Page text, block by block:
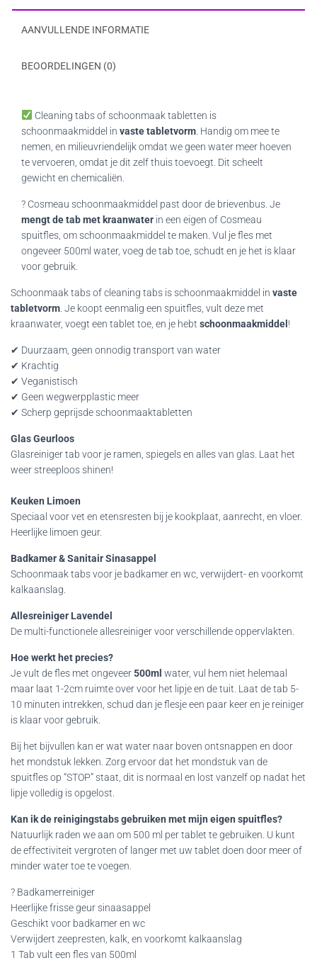
AANVULLENDE INFORMATIE
BEOORDELINGEN (0)
Cleaning tabs of schoonmaak tabletten is
schoonmaakmiddel in vaste tabletvorm . Handig om mee te
nemen, en milieuvriendelijk omdat we geen water meer hoeven
te vervoeren, omdat je dit zelf thuis toevoegt. Dit scheelt
gewicht en chemicaliën.
? Cosmeau schoonmaakmiddel past door de brievenbus. Je
mengt de tab met kraanwater in een eigen of Cosmeau
spuitfles, om schoonmaakmiddel te maken. Vul je fles met
ongeveer 500ml water, voeg de tab toe, schudt en je het is klaar
voor gebruik.
Schoonmaak tabs of cleaning tabs is schoonmaakmiddel in vaste
tabletvorm . Je koopt eenmalig een spuitfles, vult deze met
kraanwater, voegt een tablet toe, en je hebt schoonmaakmiddel !
✔ Duurzaam, geen onnodig transport van water
✔ Krachtig
✔ Veganistisch
✔ Geen wegwerpplastic meer
✔ Scherp geprijsde schoonmaaktabletten
Glas Geurloos
Glasreiniger tab voor je ramen, spiegels en alles van glas. Laat het
weer streeploos shinen!
Keuken Limoen
Speciaal voor vet en etensresten bij je kookplaat, aanrecht, en vloer.
Heerlijke limoen geur.
Badkamer & Sanitair Sinasappel
Schoonmaak tabs voor je badkamer en wc, verwijdert- en voorkomt
kalkaanslag.
Allesreiniger Lavendel
De multi-functionele allesreiniger voor verschillende oppervlakten.
Hoe werkt het precies?
Je vult de fles met ongeveer500ml water, vul hem niet helemaal
maar laat 1-2cm ruimte over voor het lipje en de tuit. Laat de tab 5-
10 minuten intrekken, schud dan je flesje een paar keer en je reiniger
is klaar voor gebruik.
Bij het bijvullen kan er wat water naar boven ontsnappen en door
het mondstuk lekken. Zorg ervoor dat het mondstuk van de
spuitfles op “STOP” staat, dit is normaal en lost vanzelf op nadat het
lipje volledig is opgelost.
Kan ik de reinigingstabs gebruiken met mijn eigen spuitfles?
Natuurlijk raden we aan om 500 ml per tablet te gebruiken. U kunt
de effectiviteit vergroten of langer met uw tablet doen door meer of
minder water toe te voegen.
? Badkamerreiniger
Heerlijke frisse geur sinaasappel
Geschikt voor badkamer en wc
Verwijdert zeepresten, kalk, en voorkomt kalkaanslag
1 Tab vult een fles van 500ml